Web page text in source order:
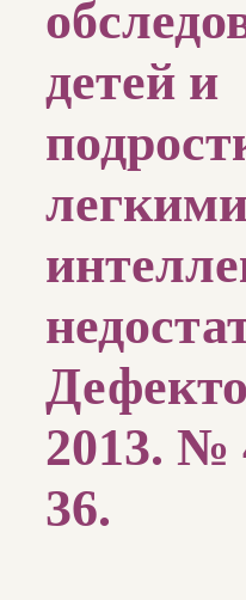
детей и
2013. №
36.